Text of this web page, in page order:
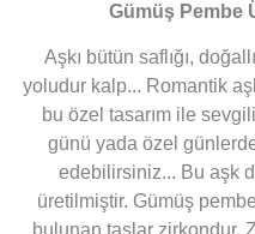
Gümüş Pembe
Aşkı bütün saflığı,
yoludur kalp... Romantik
bu özel tasarım ile
günü yada özel
edebilirsiniz... Bu aşk
üretilmiştir. Gümüş